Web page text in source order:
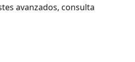
avanzados, consulta